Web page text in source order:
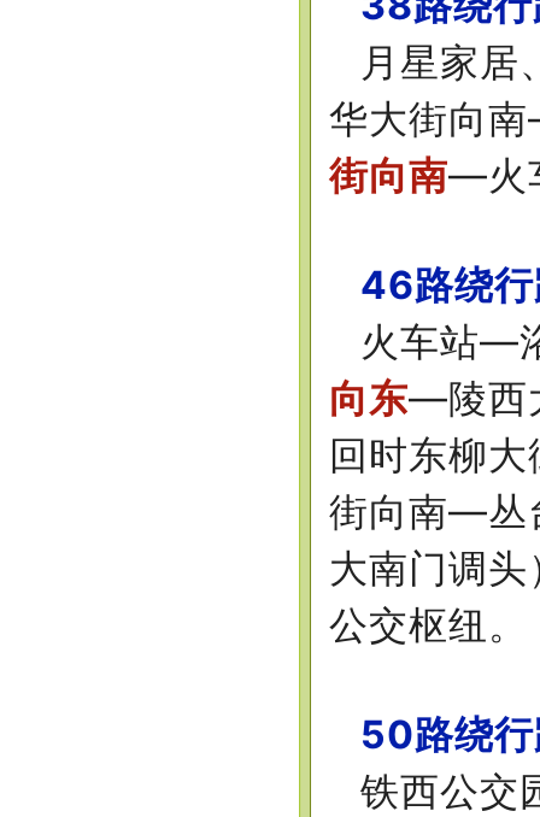
月星家
华大街向
街向南—火
46路绕
火车站—
向东—陵西
回时东柳
街向南—丛
大南门调
公交枢纽。
50路绕
铁西公